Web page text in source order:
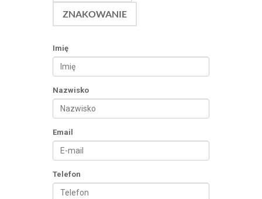
ZNAKOWANIE
Imię
Nazwisko
Email
Telefon